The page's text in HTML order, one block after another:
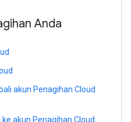
Anda
akun Penagihan Cloud
akun Penagihan Cloud